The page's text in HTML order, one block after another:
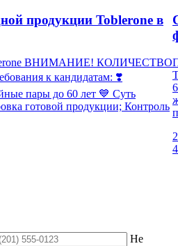
продукции Toblerone в
ВНИМАНИЕ! КОЛИЧЕСТВО
к кандидатам: ❣️
пары до 60 лет 💙 Суть
готовой продукции; Контроль
Не